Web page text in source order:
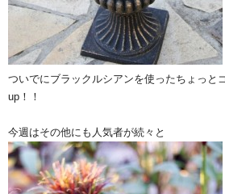
ついでにブラックルシアンを使ったちょっと
up！！
今週はその他にも人気者が続々と